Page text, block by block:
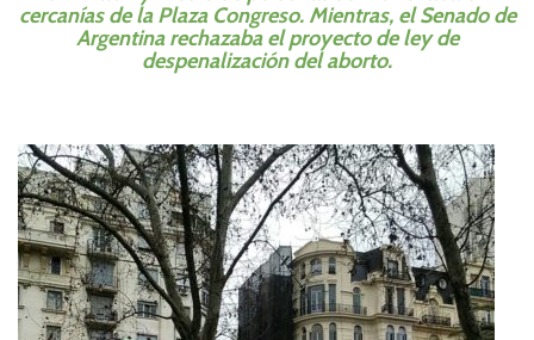
cercanías de la Plaza Congreso. Mientras, el Senado de
Argentina rechazaba el proyecto de ley de
despenalización del aborto.